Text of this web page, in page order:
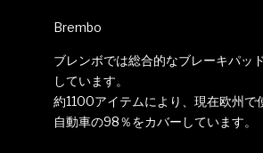
Brembo
ブレンボでは総合的なブレーキパッ
しています。
約1100アイテムにより、現在欧州で
自動車の98％をカバーしています。